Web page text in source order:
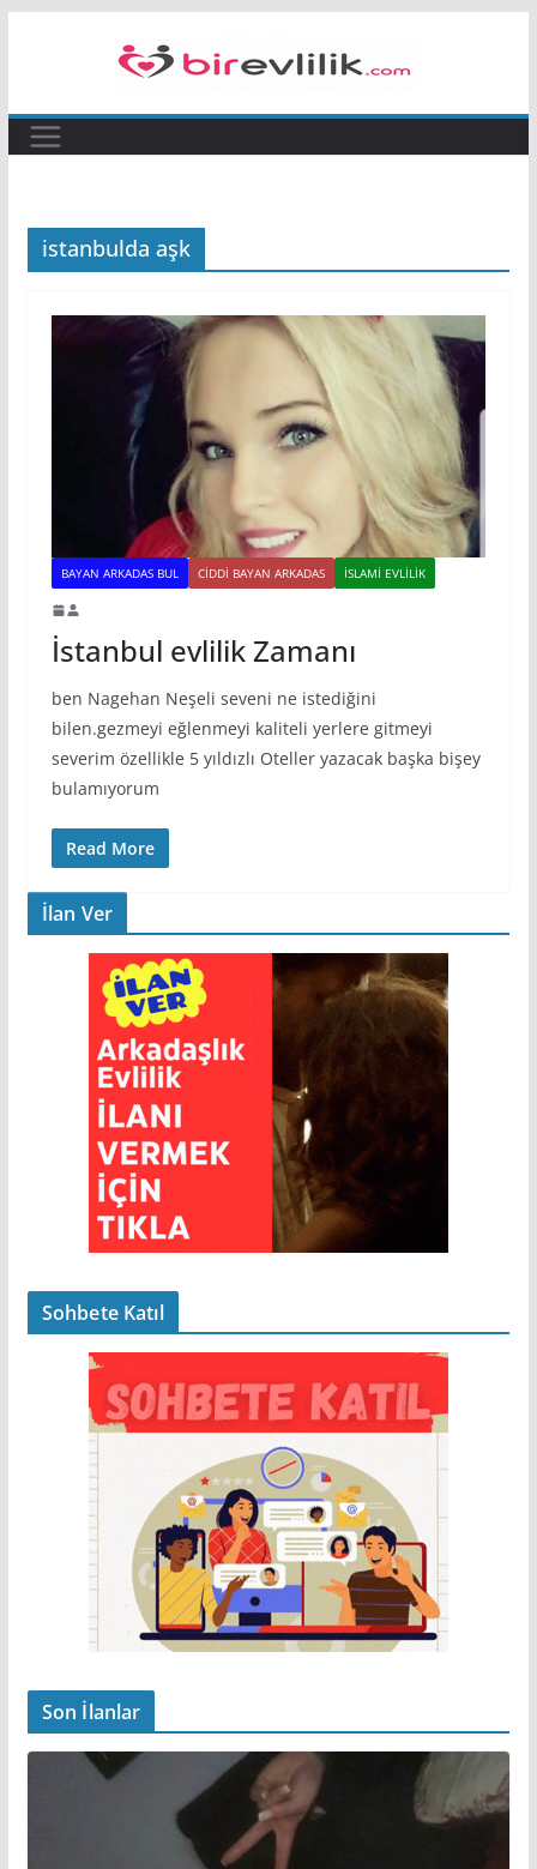
istanbulda aşk
BAYAN ARKADAS BUL CIDDI BAYAN ARKADAS İSLAMI EVLILIK
İstanbul evlilik Zamanı
ben Nagehan Neşeli seveni ne istediğini
bilen.gezmeyi eğlenmeyi kaliteli yerlere gitmeyi
severim özellikle 5 yıldızlı Oteller yazacak başka bişey
bulamıyorum
Read More
İlan Ver
Sohbete Katıl
Son İlanlar